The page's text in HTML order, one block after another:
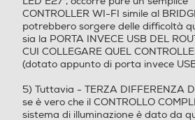
CONTROLLER WI-FI simile al
potrebbero sorgere delle difficoltà
sia la PORTA INVECE USB DEL
CUI COLLEGARE QUEL
(dotato appunto di porta invece
5) Tuttavia - TERZA DIFFERENZA
se è vero che il CONTROLLO
sistema di illuminazione è dato da